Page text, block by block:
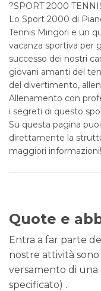
?SPORT 2000
Lo Sport 2000 di
Tennis Mingori e un
vacanza sportiva per
successo dei nostri
giovani amanti del
del divertimento,
Allenamento con
i segreti di questo
Su questa pagina
direttamente la
maggiori informazioni!
Quote e
Entra a far parte
nostre attività sono
versamento di una
specificato) .